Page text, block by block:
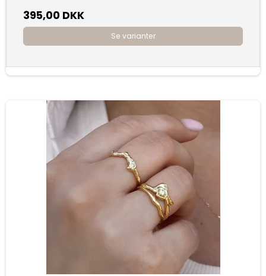
395,00 DKK
Se varianter